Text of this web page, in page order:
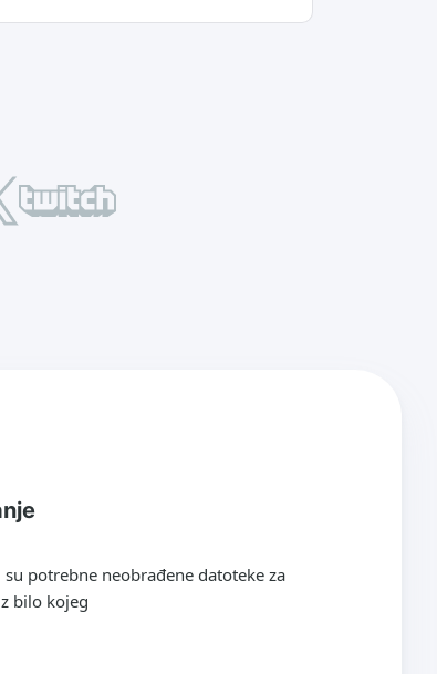
potrebne neobrađene datoteke za
bilo kojeg